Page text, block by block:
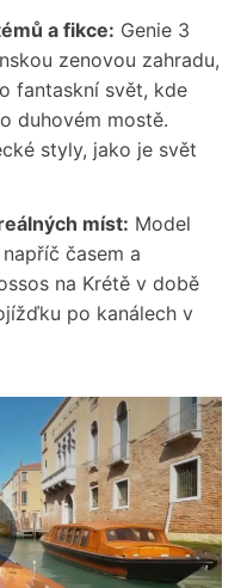
a fikce: Genie 3
zenovou zahradu,
fantaskní svět, kde
duhovém mostě.
styly, jako je svět
míst: Model
časem a
na Krétě v době
po kanálech v